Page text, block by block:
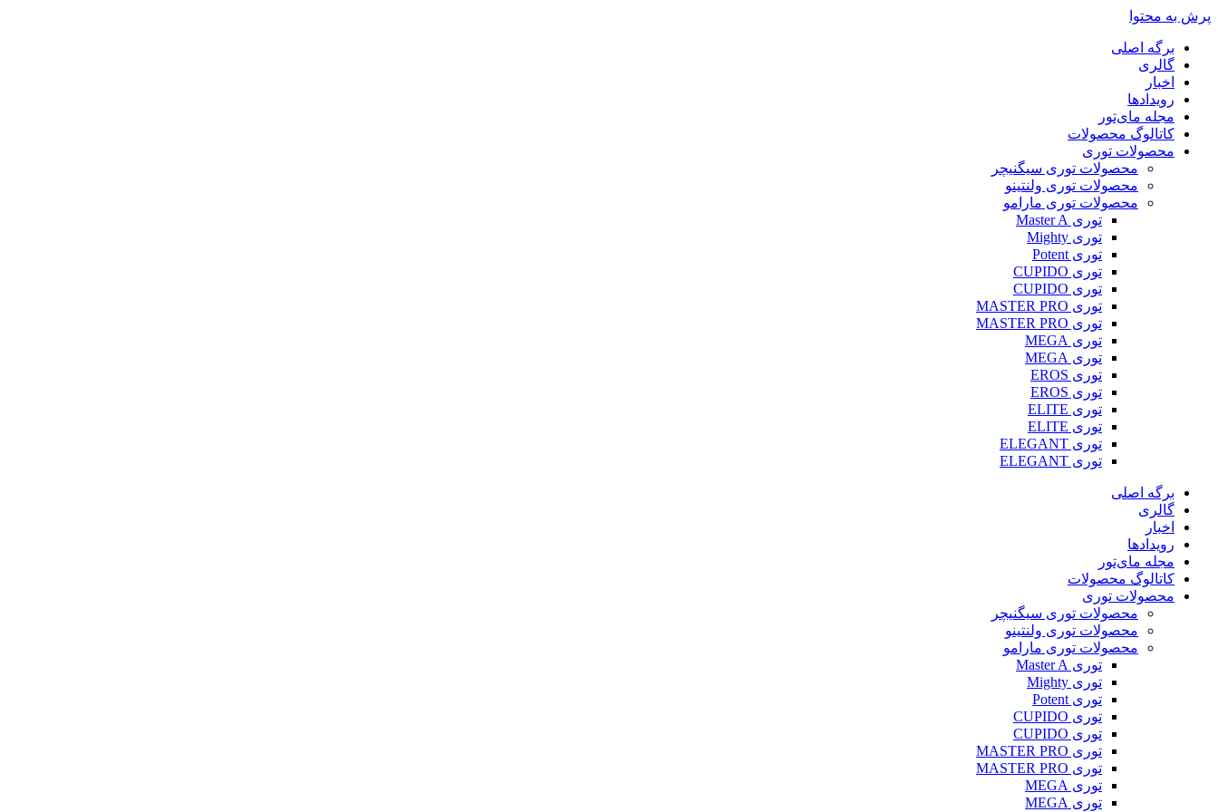
پرش به محتوا
برگه اصلی
گالری
اخبار
رویدادها
مجله مای‌تور
کاتالوگ محصولات
محصولات توری
محصولات توری سیگنیچر
محصولات توری ولنتینو
محصولات توری مارامو
توری Master A
توری Mighty
توری Potent
توری CUPIDO
توری CUPIDO
توری MASTER PRO
توری MASTER PRO
توری MEGA
توری MEGA
توری EROS
توری EROS
توری ELITE
توری ELITE
توری ELEGANT
توری ELEGANT
برگه اصلی
گالری
اخبار
رویدادها
مجله مای‌تور
کاتالوگ محصولات
محصولات توری
محصولات توری سیگنیچر
محصولات توری ولنتینو
محصولات توری مارامو
توری Master A
توری Mighty
توری Potent
توری CUPIDO
توری CUPIDO
توری MASTER PRO
توری MASTER PRO
توری MEGA
توری MEGA